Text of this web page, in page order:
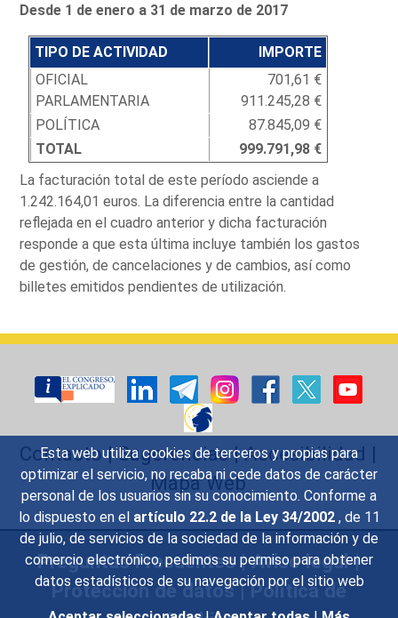
Esta web utiliza cookies de terceros y propias para
optimizar el servicio, no recaba ni cede datos de carácter
personal de los usuarios sin su conocimiento. Conforme a
lo dispuesto en el artículo 22.2 de la Ley 34/2002 , de 11
de julio, de servicios de la sociedad de la información y de
comercio electrónico, pedimos su permiso para obtener
datos estadísticos de su navegación por el sitio web
Desde 1 de enero a 31 de marzo de 2017
TIPO DE ACTIVIDAD
IMPORTE
OFICIAL
PARLAMENTARIA
701,61 €
911.245,28 €
POLÍTICA
87.845,09 €
TOTAL
999.791,98 €
La facturación total de este período asciende a
1.242.164,01 euros. La diferencia entre la cantidad
reflejada en el cuadro anterior y dicha facturación
responde a que esta última incluye también los gastos
de gestión, de cancelaciones y de cambios, así como
billetes emitidos pendientes de utilización.
Contacto|Sugerencias|Accesibilidad |
Mapa Web
Preguntas Frecuentes|Aviso legal|
Protección de datos|Política de